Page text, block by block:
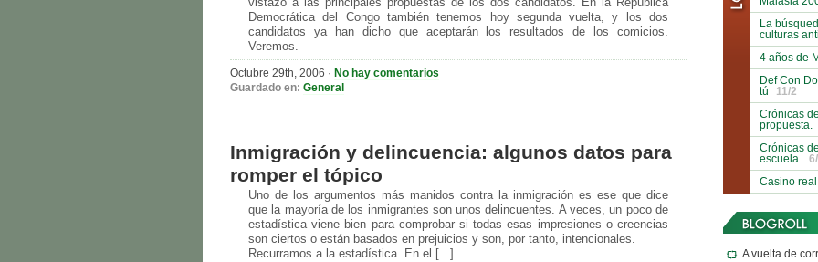
vistazo a las principales propuestas de los dos candidatos. En la República
Democrática del Congo también tenemos hoy segunda vuelta, y los dos
candidatos ya han dicho que aceptarán los resultados de los comicios.
Veremos.
Octubre 29th, 2006 · No hay comentarios
Guardado en: General
Inmigración y delincuencia: algunos datos para
romper el tópico
Uno de los argumentos más manidos contra la inmigración es ese que dice
que la mayoría de los inmigrantes son unos delincuentes. A veces, un poco de
estadística viene bien para comprobar si todas esas impresiones o creencias
son ciertos o están basados en prejuicios y son, por tanto, intencionales.
Recurramos a la estadística. En el [...]
La
culturas
4 años de
Def Con
tú
11/2
Crónicas
propuesta.
Crónicas
escuela.
Casino real
A vuelta de